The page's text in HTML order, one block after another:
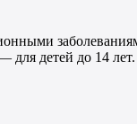
для детей до 14 лет.